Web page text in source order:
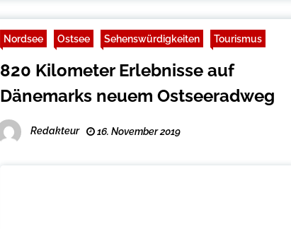
Nordsee Ostsee Sehenswürdigkeiten Tourismus
820 Kilometer Erlebnisse auf
Dänemarks neuem Ostseeradweg
Redakteur 16. November 2019